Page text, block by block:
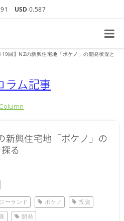
USD 0.587
回】NZの新興住宅地「ポケノ」の開発状況と
ラム記事
新興住宅地「ポケノ」の
る
ーランド ポケノ
投資
開発